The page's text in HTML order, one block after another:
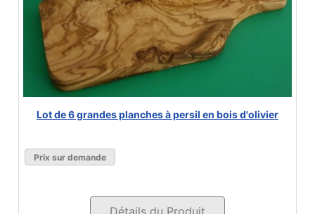
Lot de 6 grandes planches à persil en bois d'olivier
Prix sur demande